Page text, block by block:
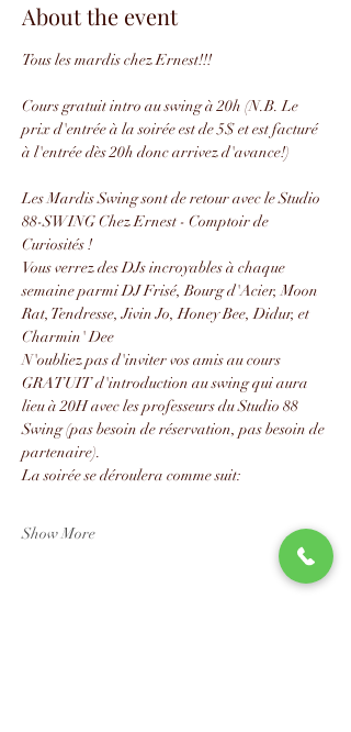
About the event
Tous les mardis chez Ernest!!!
Cours gratuit intro au swing à 20h (N.B. Le
prix d'entrée à la soirée est de 5$ et est facturé
à l'entrée dès 20h donc arrivez d'avance!)
Les Mardis Swing sont de retour avec le Studio
88-SWING Chez Ernest - Comptoir de
Curiosités !
Vous verrez des DJs incroyables à chaque
semaine parmi DJ Frisé, Bourg d'Acier, Moon
Rat, Tendresse, Jivin Jo, Honey Bee, Didur, et
Charmin' Dee
N'oubliez pas d'inviter vos amis au cours
GRATUIT d'introduction au swing qui aura
lieu à 20H avec les professeurs du Studio 88
Swing (pas besoin de réservation, pas besoin de
partenaire).
La soirée se déroulera comme suit:
Show More